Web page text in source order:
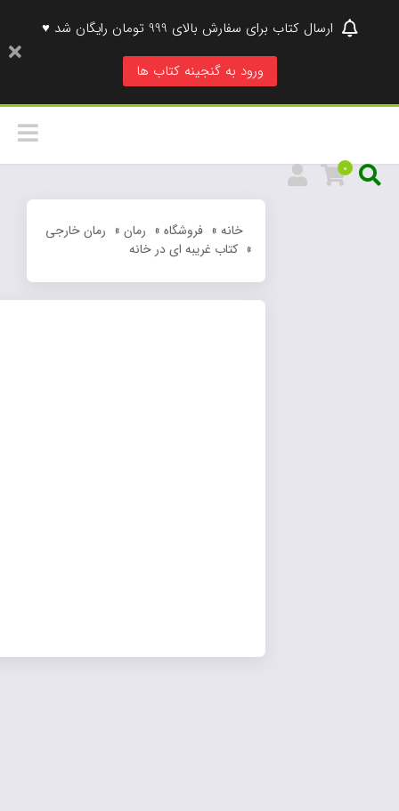
ارسال کتاب برای سفارش بالای 999 تومان رایگان شد ♥
ورود به گنجینه کتاب ها
فروشگاه » رمان» رمان خارجی
کتاب غریبه ای در خانه